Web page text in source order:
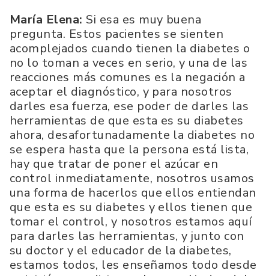
María Elena:Si esa es muy buena
pregunta. Estos pacientes se sienten
acomplejados cuando tienen la diabetes o
no lo toman a veces en serio, y una de las
reacciones más comunes es la negación a
aceptar el diagnóstico, y para nosotros
darles esa fuerza, ese poder de darles las
herramientas de que esta es su diabetes
ahora, desafortunadamente la diabetes no
se espera hasta que la persona está lista,
hay que tratar de poner el azúcar en
control inmediatamente, nosotros usamos
una forma de hacerlos que ellos entiendan
que esta es su diabetes y ellos tienen que
tomar el control, y nosotros estamos aquí
para darles las herramientas, y junto con
su doctor y el educador de la diabetes,
estamos todos, les enseñamos todo desde